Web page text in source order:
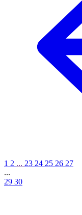
1 2 ... 23 24 25 26 27
...
29 30